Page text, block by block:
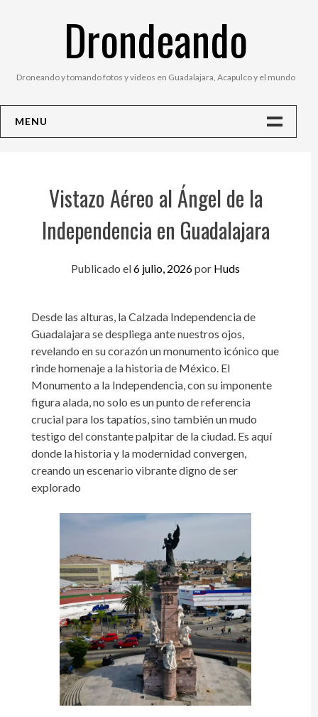
Drondeando
Droneando y tomando fotos y videos en Guadalajara, Acapulco y el mundo
MENU
Vistazo Aéreo al Ángel de la
Independencia en Guadalajara
Publicado el6 julio, 2026por Huds
Desde las alturas, la Calzada Independencia de
Guadalajara se despliega ante nuestros ojos,
revelando en su corazón un monumento icónico que
rinde homenaje a la historia de México. El
Monumento a la Independencia, con su imponente
figura alada, no solo es un punto de referencia
crucial para los tapatíos, sino también un mudo
testigo del constante palpitar de la ciudad. Es aquí
donde la historia y la modernidad convergen,
creando un escenario vibrante digno de ser
explorado